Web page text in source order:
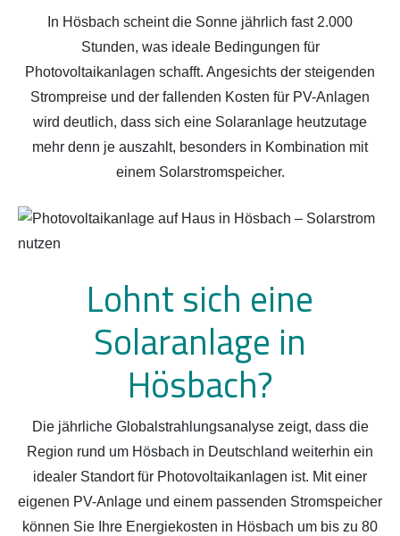
In Hösbach scheint die Sonne jährlich fast 2.000
Stunden, was ideale Bedingungen für
Photovoltaikanlagen schafft. Angesichts der steigenden
Strompreise und der fallenden Kosten für PV-Anlagen
wird deutlich, dass sich eine Solaranlage heutzutage
mehr denn je auszahlt, besonders in Kombination mit
einem Solarstromspeicher.
Lohnt sich eine
Solaranlage in
Hösbach?
Die jährliche Globalstrahlungsanalyse zeigt, dass die
Region rund um Hösbach in Deutschland weiterhin ein
idealer Standort für Photovoltaikanlagen ist. Mit einer
eigenen PV-Anlage und einem passenden Stromspeicher
können Sie Ihre Energiekosten in Hösbach um bis zu 80